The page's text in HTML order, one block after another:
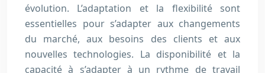
évolution. L’adaptation et la flexibilité sont
essentielles pour s’adapter aux changements
du marché, aux besoins des clients et aux
nouvelles technologies. La disponibilité et la
capacité à s’adapter à un rythme de travail